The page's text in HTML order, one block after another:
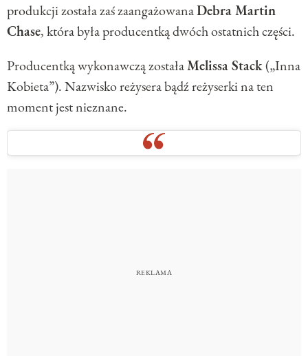
produkcji została zaś zaangażowanaDebra Martin
Chase, która była producentką dwóch ostatnich części.
Producentką wykonawczą zostałaMelissa Stack(„Inna
Kobieta”). Nazwisko reżysera bądź reżyserki na ten
moment jest nieznane.